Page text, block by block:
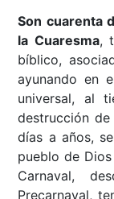
Son cuarenta
la Cuaresma,
bíblico,
ayunando en
universal, al
destrucción
días a años,
pueblo de
Carnaval,
Precarnaval,